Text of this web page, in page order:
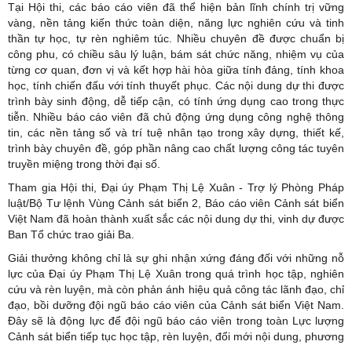
Tại Hội thi, các báo cáo viên đã thể hiện bản lĩnh chính trị vững
vàng, nền tảng kiến thức toàn diện, năng lực nghiên cứu và tinh
thần tự học, tự rèn nghiêm túc. Nhiều chuyên đề được chuẩn bị
công phu, có chiều sâu lý luận, bám sát chức năng, nhiệm vụ của
từng cơ quan, đơn vị và kết hợp hài hòa giữa tính đảng, tính khoa
học, tính chiến đấu với tính thuyết phục. Các nội dung dự thi được
trình bày sinh động, dễ tiếp cận, có tính ứng dụng cao trong thực
tiễn. Nhiều báo cáo viên đã chủ động ứng dụng công nghệ thông
tin, các nền tảng số và trí tuệ nhân tạo trong xây dựng, thiết kế,
trình bày chuyên đề, góp phần nâng cao chất lượng công tác tuyên
truyền miệng trong thời đại số.
Tham gia Hội thi, Đại úy Phạm Thị Lệ Xuân - Trợ lý Phòng Pháp
luật/Bộ Tư lệnh Vùng Cảnh sát biển 2, Báo cáo viên Cảnh sát biển
Việt Nam đã hoàn thành xuất sắc các nội dung dự thi, vinh dự được
Ban Tổ chức trao giải Ba.
Giải thưởng không chỉ là sự ghi nhận xứng đáng đối với những nỗ
lực của Đại úy Phạm Thị Lệ Xuân trong quá trình học tập, nghiên
cứu và rèn luyện, mà còn phản ánh hiệu quả công tác lãnh đạo, chỉ
đạo, bồi dưỡng đội ngũ báo cáo viên của Cảnh sát biển Việt Nam.
Đây sẽ là động lực để đội ngũ báo cáo viên trong toàn Lực lượng
Cảnh sát biển tiếp tục học tập, rèn luyện, đổi mới nội dung, phương